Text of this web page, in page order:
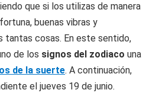
que si los utilizas de manera
buenas vibras y
tantas cosas. En este sentido,
de los signos del zodiaco una
de la suerte. A continuación,
el jueves 19 de junio.